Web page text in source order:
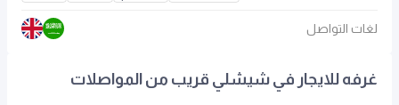
لغات التواصل
غرفه للايجار في شيشلي قريب من المواصلات